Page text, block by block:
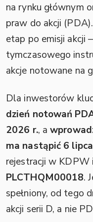
na rynku głównym
praw do akcji
etap po emisji akcji
tymczasowego
akcje notowane na
Dla inwestorów
dzień notowań
2026 r., a
ma nastąpić 6
rejestracji w KDPW
PLCTHQM00018.
spełniony, od tego
akcji serii D, a nie